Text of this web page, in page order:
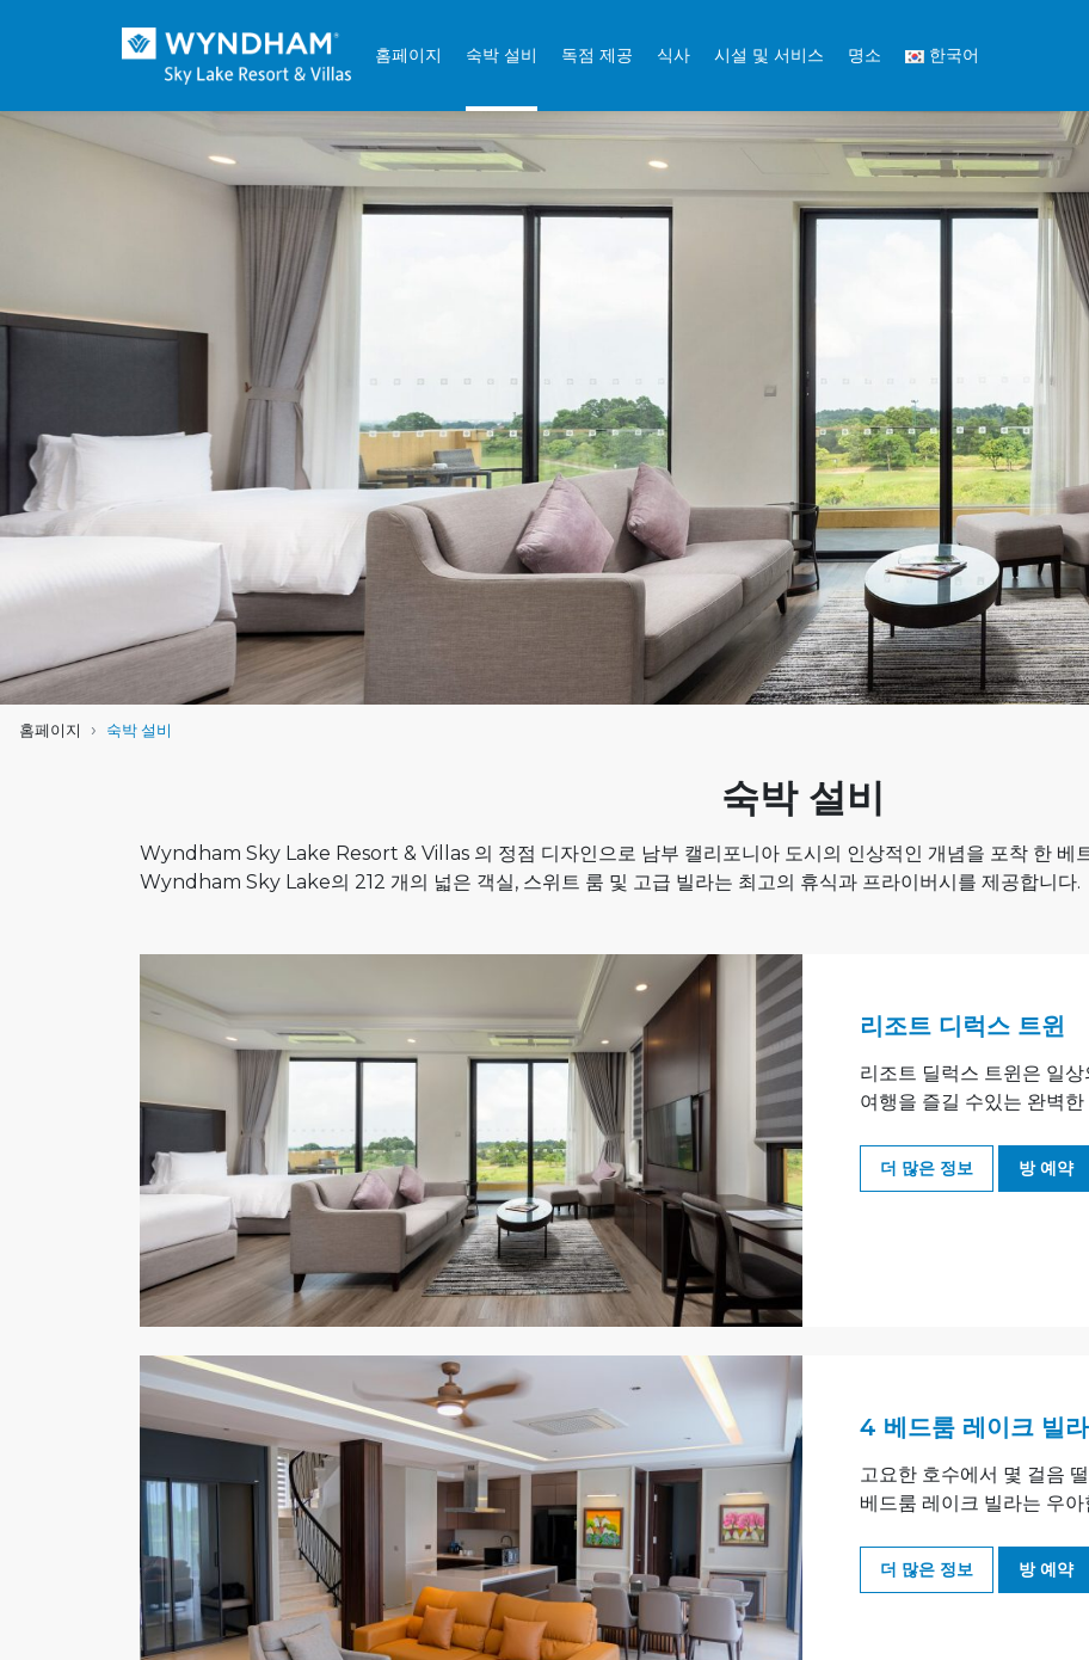
홈페이지 숙박 설비 독점 제공 식사 시설 및 서비스 명소 한국어
홈페이지 숙박 설비
숙박 설비
Wyndham Sky Lake Resort & Villas 의 정점 디자인으로 남부 캘리포니아 도시의 인상적인 개념을 포착 한 베
Wyndham Sky Lake의 212 개의 넓은 객실, 스위트 룸 및 고급 빌라는 최고의 휴식과 프라이버시를 제공합니다.
리조트 디럭스 트윈
리조트 딜럭스 트윈은 일
여행을 즐길 수있는 완벽
더 많은 정보 방 예약
4 베드룸 레이크 빌
고요한 호수에서 몇 걸음
베드룸 레이크 빌라는 우
더 많은 정보 방 예약